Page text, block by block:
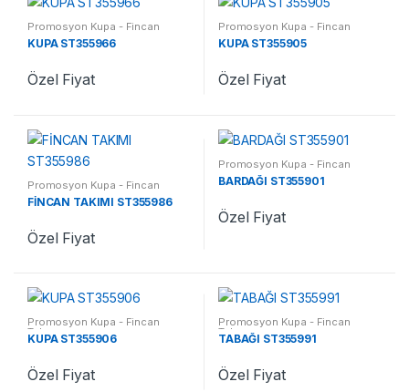
Promosyon Kupa - Fincan
Takımı
KUPA ST355966
Özel Fiyat
Promosyon Kupa - Fincan
Takımı
KUPA ST355905
Özel Fiyat
Promosyon Kupa - Fincan
Takımı
FİNCAN TAKIMI ST355986
Özel Fiyat
Promosyon Kupa - Fincan
BARDAĞI ST355901
Özel Fiyat
Promosyon Kupa - Fincan
Takımı
KUPA ST355906
Özel Fiyat
Promosyon Kupa - Fincan
Takımı
TABAĞI ST355991
Özel Fiyat